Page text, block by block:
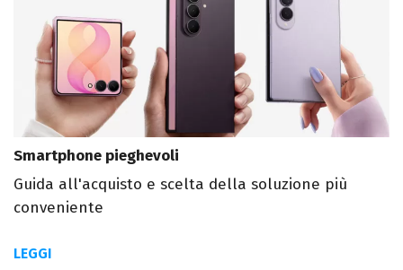
Smartphone pieghevoli
Guida all'acquisto e scelta della soluzione più
conveniente
LEGGI